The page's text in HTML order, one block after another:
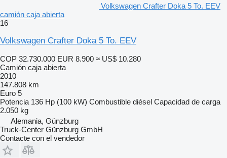
Volkswagen Crafter Doka 5 To. EEV
camión caja abierta
16
Volkswagen Crafter Doka 5 To. EEV
COP 32.730.000 EUR 8.900 ≈ US$ 10.280
Camión caja abierta
2010
147.808 km
Euro 5
Potencia 136 Hp (100 kW) Combustible diésel Capacidad de carga
2.050 kg
Alemania, Günzburg
Truck-Center Günzburg GmbH
Contacte con el vendedor